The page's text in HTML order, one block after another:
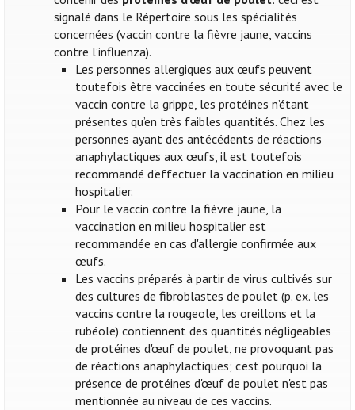
signalé dans le Répertoire sous les spécialités
concernées (vaccin contre la fièvre jaune, vaccins
contre l’influenza).
Les personnes allergiques aux œufs peuvent
toutefois être vaccinées en toute sécurité avec le
vaccin contre la grippe, les protéines n’étant
présentes qu’en très faibles quantités. Chez les
personnes ayant des antécédents de réactions
anaphylactiques aux œufs, il est toutefois
recommandé d'effectuer la vaccination en milieu
hospitalier.
Pour le vaccin contre la fièvre jaune, la
vaccination en milieu hospitalier est
recommandée en cas d'allergie confirmée aux
œufs.
Les vaccins préparés à partir de virus cultivés sur
des cultures de fibroblastes de poulet (p. ex. les
vaccins contre la rougeole, les oreillons et la
rubéole) contiennent des quantités négligeables
de protéines d'œuf de poulet, ne provoquant pas
de réactions anaphylactiques; c'est pourquoi la
présence de protéines d'œuf de poulet n'est pas
mentionnée au niveau de ces vaccins.